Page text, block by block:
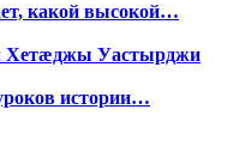
какой высокой…
Хетæджы Уастырджи
истории…